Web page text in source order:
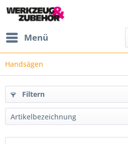
Menü
Handsägen
Filtern